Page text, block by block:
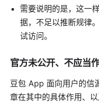
需要说明的是，这一
据，不足以推断规律
试访问。
官方未公开、不应当
豆包 App 面向用户的信
章在其中的具体作用、